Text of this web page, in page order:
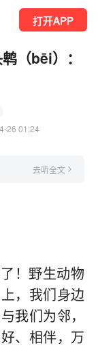
打开APP
（bēi）：
4-26 01:24
去听全文
！野生动物
，我们身边
我们为邻，
、相伴，万